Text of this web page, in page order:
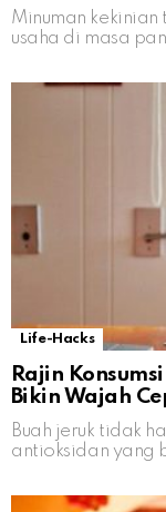
Minuman
usaha di masa
Life-Hacks
Rajin
Bikin Wajah
Buah jeruk tidak
antioksidan yang